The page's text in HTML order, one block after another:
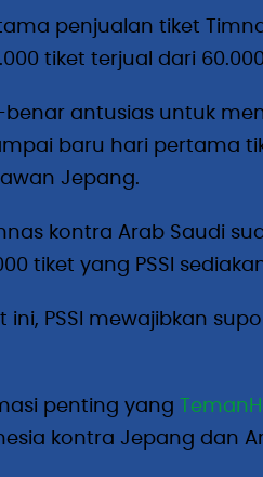
penjualan tiket
tiket terjual dari
antusias untuk
baru hari pertama
Jepang.
kontra Arab Saudi
tiket yang PSSI
PSSI mewajibkan
penting yang
kontra Jepang dan